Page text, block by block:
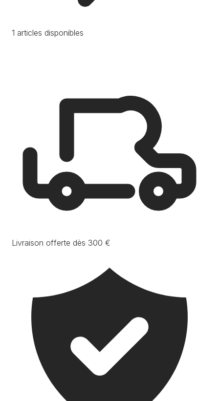
1 articles disponibles
Livraison offerte dès 300 €